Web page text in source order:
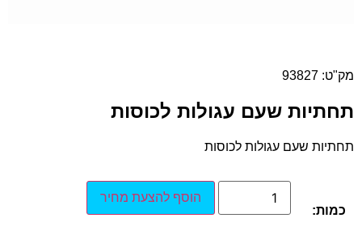
מק"ט: 93827
תחתיות שעם עגולות לכוסות
תחתיות שעם עגולות לכוסות
כמות:
הוסף להצעת מחיר